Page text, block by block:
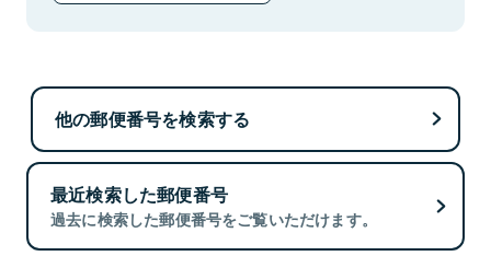
他の郵便番号を検索する
最近検索した郵便番号
過去に検索した郵便番号をご覧いただけます。